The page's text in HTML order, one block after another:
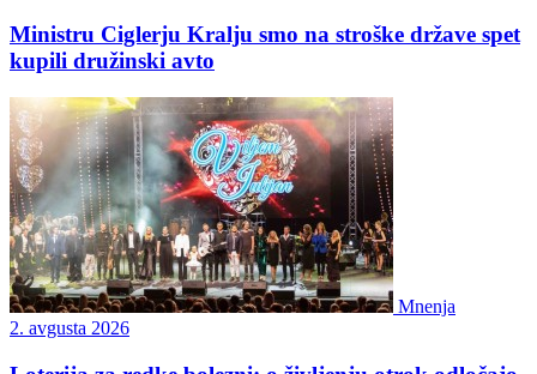
Ministru Ciglerju Kralju smo na stroške države spet
kupili družinski avto
Mnenja
2. avgusta 2026